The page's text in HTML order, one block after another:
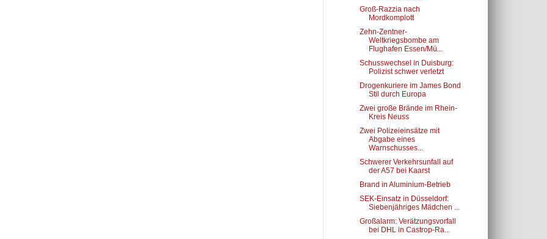
Groß-Razzia nach
Mordkomplott
Zehn-Zentner-
Weltkriegsbombe am
Flughafen Essen/Mü...
Schusswechsel in Duisburg:
Polizist schwer verletzt
Drogenkuriere im James Bond
Stil durch Europa
Zwei große Brände im Rhein-
Kreis Neuss
Zwei Polizeieinsätze mit
Abgabe eines
Warnschusses...
Schwerer Verkehrsunfall auf
der A57 bei Kaarst
Brand in Aluminium-Betrieb
SEK-Einsatz in Düsseldorf:
Siebenjähriges Mädchen ...
Großalarm: Verätzungsvorfall
bei DHL in Castrop-Ra...